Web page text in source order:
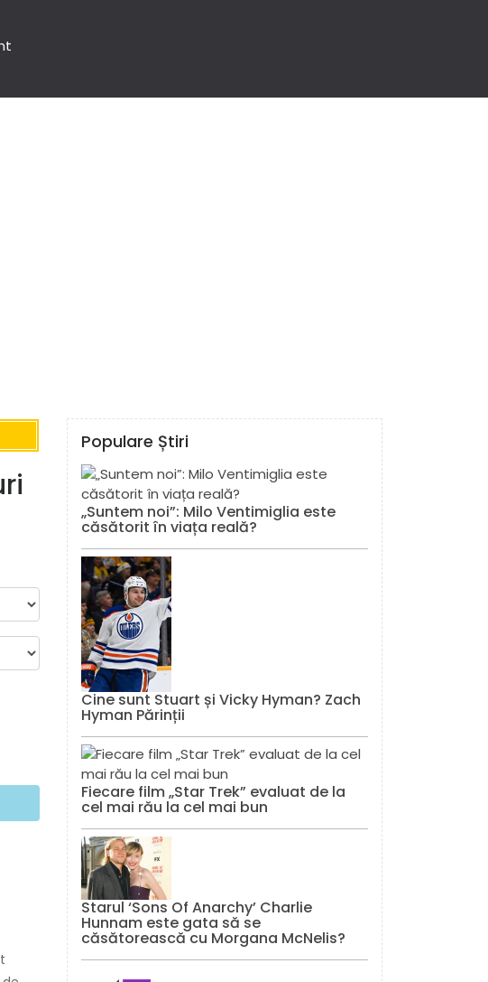
Populare Știri
„Suntem noi”: Milo Ventimiglia este
căsătorit în viața reală?
Cine sunt Stuart și Vicky Hyman? Zach
Hyman Părinții
Fiecare film „Star Trek” evaluat de la
cel mai rău la cel mai bun
Starul ‘Sons Of Anarchy’ Charlie
Hunnam este gata să se
căsătorească cu Morgana McNelis?